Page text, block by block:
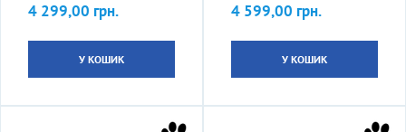
Ціна
4 299,00 грн.
У КОШИК
Ціна
4 599,00 грн.
У КОШИК